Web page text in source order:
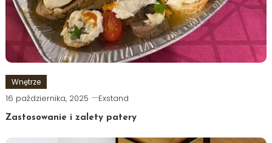
Wnętrze
16 października, 2025 Exstand
Zastosowanie i zalety patery